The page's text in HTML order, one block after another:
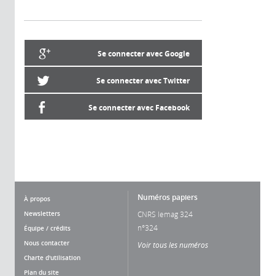
Se connecter avec Google
Se connecter avec Twitter
Se connecter avec Facebook
À propos
Newsletters
Équipe / crédits
Nous contacter
Charte d'utilisation
Plan du site
Numéros papiers
CNRS lemag 324
n°324
Voir tous les numéros